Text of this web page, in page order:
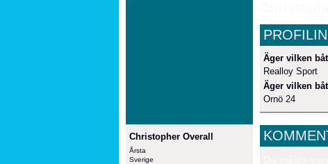
Christopher Overall
Årsta
Sverige
Äger vilken
Realloy Sport
Äger vilken
Ornö 24